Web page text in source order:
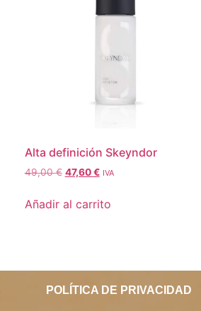
Alta definición Skeyndor
49,00€ 47,60€ IVA
Añadir al carrito
POLÍTICA DE PRIVACIDAD